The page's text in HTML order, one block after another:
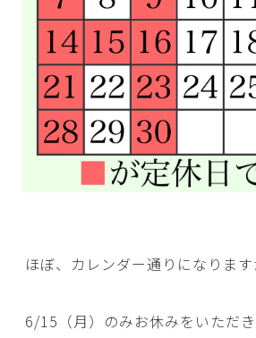
ほぼ、カレンダー通りになります
6/15（月）のみお休みをいただき